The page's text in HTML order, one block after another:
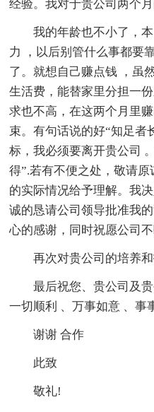
经验。我对于贵公司两个
我的年龄也不小了，
力 ，以后别管什么事都要
了。就想自己赚点钱 ，虽
生活费，能替家里分担一
求也不高，在这两个月里
束。有句话说的好“知足者
标，我必须要离开贵公司
得”.若有不便之处，敬请
的实际情况给予理解。我
诚的恳请公司领导批准我
心的感谢，同时祝愿公司
再次对贵公司的培养
最后祝您、贵公司及
一切顺利 、万事如意 、事
谢谢 合作
此致
敬礼!